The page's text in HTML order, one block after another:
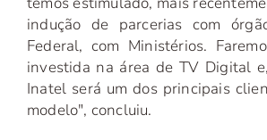
indução de parcerias com
Federal, com Ministérios.
investida na área de TV Digital
Inatel será um dos principais
modelo", concluiu.